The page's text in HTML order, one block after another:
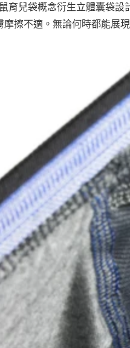
育兒袋概念衍生立體囊袋
擦不適。無論何時都能展